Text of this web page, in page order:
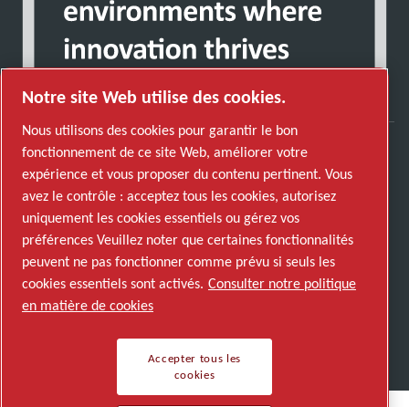
Découvrez comment le groupe Atlas Copco met
en œuvre une technologie qui transforme
l'avenir.
Visitez le site Web Atlas Copco Group
© 2026 Copyright. All rights reserved.
Notre site Web utilise des cookies.
Nous utilisons des cookies pour garantir le bon
fonctionnement de ce site Web, améliorer votre
expérience et vous proposer du contenu pertinent. Vous
avez le contrôle : acceptez tous les cookies, autorisez
uniquement les cookies essentiels ou gérez vos
préférences Veuillez noter que certaines fonctionnalités
peuvent ne pas fonctionner comme prévu si seuls les
cookies essentiels sont activés. Consulter notre politique
en matière de cookies
Accepter tous les
cookies